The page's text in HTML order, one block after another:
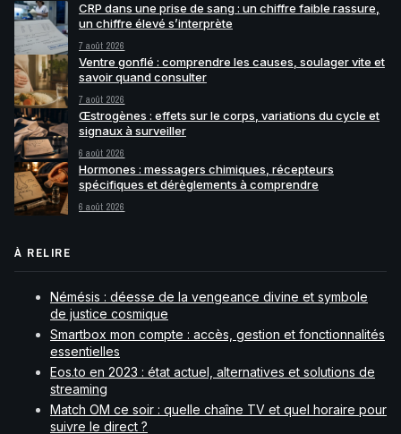
CRP dans une prise de sang : un chiffre faible rassure,
un chiffre élevé s’interprète
7 août 2026
Ventre gonflé : comprendre les causes, soulager vite et
savoir quand consulter
7 août 2026
Œstrogènes : effets sur le corps, variations du cycle et
signaux à surveiller
6 août 2026
Hormones : messagers chimiques, récepteurs
spécifiques et dérèglements à comprendre
6 août 2026
À RELIRE
Némésis : déesse de la vengeance divine et symbole
de justice cosmique
Smartbox mon compte : accès, gestion et fonctionnalités
essentielles
Eos.to en 2023 : état actuel, alternatives et solutions de
streaming
Match OM ce soir : quelle chaîne TV et quel horaire pour
suivre le direct ?